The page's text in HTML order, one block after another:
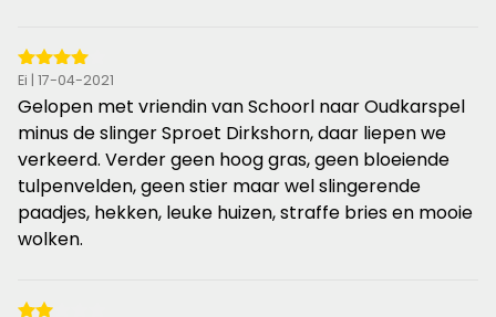
4
van
de
5
sterren
Ei | 17-04-2021
Gelopen met vriendin van Schoorl naar Oudkarspel
minus de slinger Sproet Dirkshorn, daar liepen we
verkeerd. Verder geen hoog gras, geen bloeiende
tulpenvelden, geen stier maar wel slingerende
paadjes, hekken, leuke huizen, straffe bries en mooie
wolken.